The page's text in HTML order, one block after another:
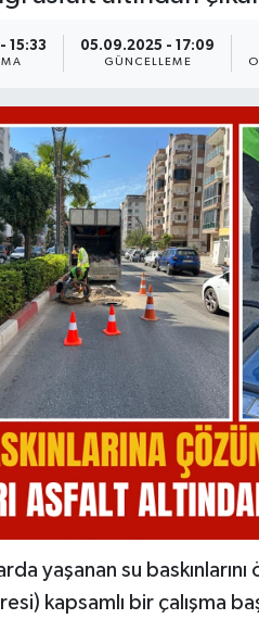
15:33 05.09.2025 - 17:09
GÜNCELLEME
yaşanan su
kapsamlı bir çalışma